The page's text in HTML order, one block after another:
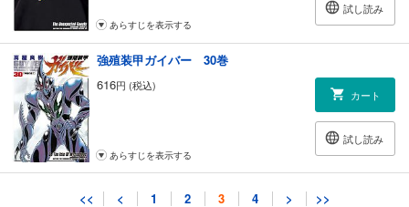
試し読み
あらすじを表示する
強殖装甲ガイバー 30巻
616円 (税込)
カート
試し読み
あらすじを表示する
強殖装甲ガイバー 31巻
<< < 1 2 3 4 > >>